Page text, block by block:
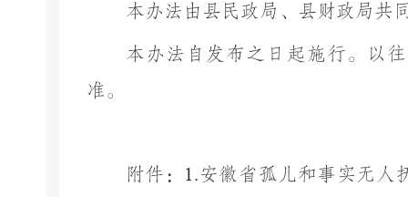
本办法 由 县 民政 局 、 县财政 局 共
本 办法 自发布之日起施行。以
准。
附件： 1.安徽省孤儿和事实无人